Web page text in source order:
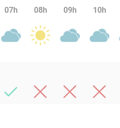
07h 08h 09h 10h